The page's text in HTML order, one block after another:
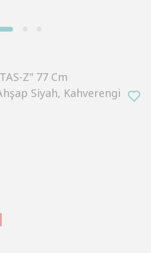
Z" 77 Cm
Siyah, Kahverengi